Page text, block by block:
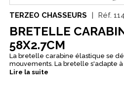
TERZEO CHASSEURS Réf.
BRETELLE
58X2.7CM
La bretelle carabine élastique se
mouvements. La bretelle s'adapte
Lire la suite